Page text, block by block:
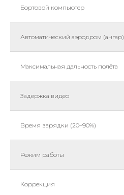
Бортовой компьютер
Автоматический аэродром (ангар)
Максимальная дальность полёта
Задержка видео
Время зарядки (20–90%)
Режим работы
Коррекция